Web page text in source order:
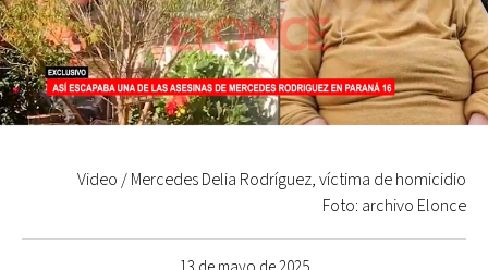
Video / Mercedes Delia Rodríguez, víctima de homicidio
Foto: archivo Elonce